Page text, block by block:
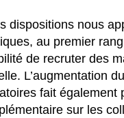
dispositions nous
au premier
de recruter des
L’augmentation
fait également
sur les